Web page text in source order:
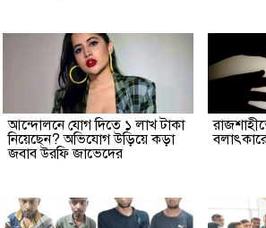
আন্দোলনে যোগ দিতে ১ লাখ টাকা
নিয়েছেন? অভিযোগ উড়িয়ে কড়া
জবাব উরফি জাভেদের